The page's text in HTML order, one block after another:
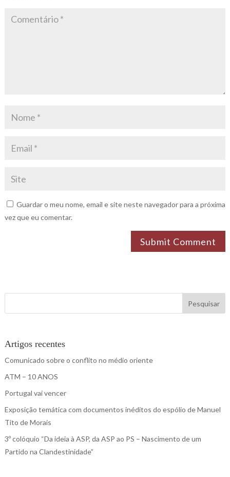
Guardar o meu nome, email e site neste navegador para a próxima
vez que eu comentar.
Submit Comment
Pesquisar
Artigos recentes
Comunicado sobre o conflito no médio oriente
ATM – 10 ANOS
Portugal vai vencer
Exposição temática com documentos inéditos do espólio de Manuel
Tito de Morais
3º colóquio “Da ideia à ASP, da ASP ao PS – Nascimento de um
Partido na Clandestinidade”